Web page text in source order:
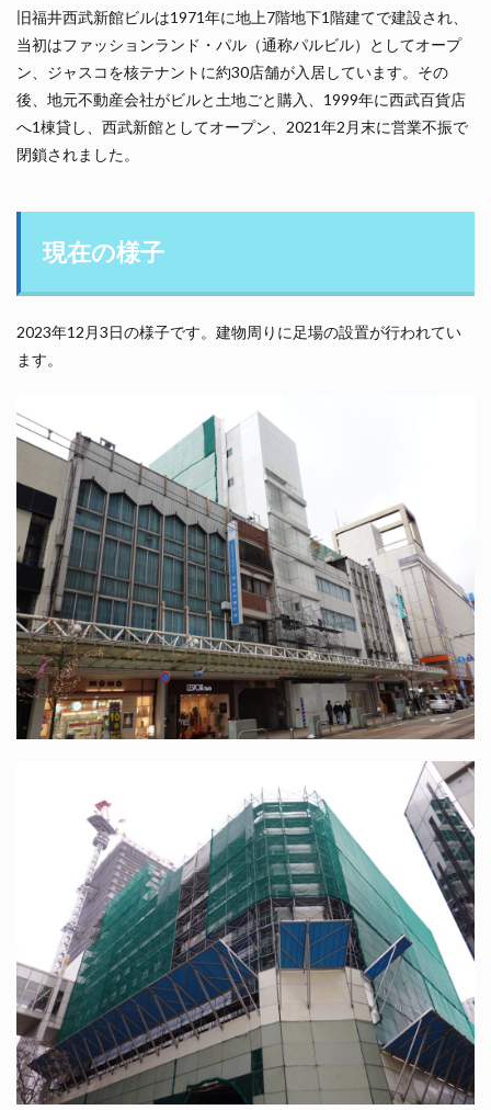
旧福井西武新館ビルは1971年に地上7階地下1階建てで建設され、
当初はファッションランド・パル（通称パルビル）としてオープ
ン、ジャスコを核テナントに約30店舗が入居しています。その
後、地元不動産会社がビルと土地ごと購入、1999年に西武百貨店
へ1棟貸し、西武新館としてオープン、2021年2月末に営業不振で
閉鎖されました。
現在の様子
2023年12月3日の様子です。建物周りに足場の設置が行われてい
ます。